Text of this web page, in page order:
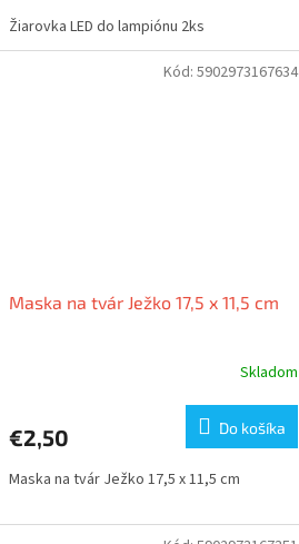
Žiarovka LED do lampiónu 2ks
Maska na tvár Ježko 17,5 x 11,5 cm
Skladom
€2,50 Do košíka
Maska na tvár Ježko 17,5 x 11,5 cm
Kód: 5902973167634